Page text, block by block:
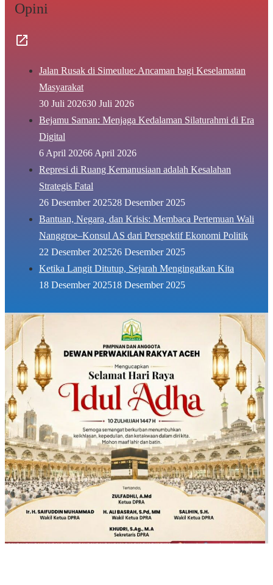
Opini
Jalan Rusak di Simeulue: Ancaman bagi Keselamatan
Masyarakat
30 Juli 202630 Juli 2026
Bejamu Saman: Menjaga Kedalaman Silaturahmi di Era
Digital
6 April 20266 April 2026
Represi di Ruang Kemanusiaan adalah Kesalahan
Strategis Fatal
26 Desember 202528 Desember 2025
Bantuan, Negara, dan Krisis: Membaca Pertemuan Wali
Nanggroe–Konsul AS dari Perspektif Ekonomi Politik
22 Desember 202526 Desember 2025
Ketika Langit Ditutup, Sejarah Mengingatkan Kita
18 Desember 202518 Desember 2025